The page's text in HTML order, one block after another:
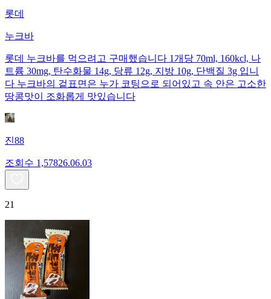
롯데
누크바
롯데 누크바를 먹으려고 구매했습니다 1개당 70ml, 160kcl, 나
트륨 30mg, 탄수화물 14g, 당류 12g, 지방 10g, 단백질 3g 입니
다 누크바의 겉표면은 누가 코팅으로 되어있고 속 안은 고소한
땅콩맛이 조화롭게 맛있습니다
진88
조회수 1,57826.06.03
21